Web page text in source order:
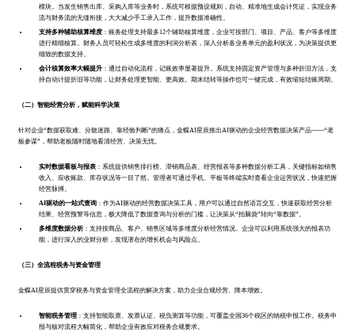
模块。当发生销售出库、采购入库等业务时，系统可根据预设规则，自动、精准地生成会计凭证，实现业务
流与财务流的无缝衔接，大大减少手工录入工作，提升数据准确性。
支持多种辅助核算维度：账务处理支持最多12个辅助核算维度，企业可按部门、项目、产品、客户等多维度
进行精细核算。财务人员可轻松生成多维度的利润分析表，深入分析各业务单元的盈利状况，为决策提供更
细致的数据支持。
会计核算效率大幅提升：通过自动化流程，记账效率显著提升。系统支持固定资产管理与多种折旧方法，支
持自动计提折旧等功能，让财务处理更智能、更高效。期末结转等操作也可一键完成，有效缩短结账周期。
（二）智能经营分析，赋能科学决策
针对企业“数据获取难、分散迷路、靠经验判断”的痛点，金蝶AI星辰推出AI驱动的企业经营数据决策产品——“老
板参谋”，帮助老板随时随地看清经营、决策无忧。
实时数据看板与报表：系统提供销售排行榜、滞销商品表、经营报表等多种数据分析工具，关键指标如销售
收入、应收账款、库存状况等一目了然。管理者可通过手机、平板等终端实时查看企业运营状况，快速把握
经营脉搏。
AI驱动的一站式查询：作为AI驱动的经营数据决策工具，用户可以通过自然语言交互，快速获取经营分析
结果、经营预警等信息，极大降低了数据查询与分析的门槛，让决策从“拍脑袋”转向“靠数据”。
多维度数据分析：支持按商品、客户、销售区域等多维度分析经营情况。企业可以利用系统强大的报表功
能，进行深入的业财分析，发现潜在的增长机会与风险点。
（三）全流程税务与资金管理
金蝶AI星辰提供贯穿税务与资金管理全流程的解决方案，助力企业合规经营、降本增效。
智能税务管理：支持智能取票、发票认证、税负测算等功能，可覆盖全国36个税区的纳税申报工作。税务申
报与核对流程大幅简化，帮助企业有效应对税务合规要求。